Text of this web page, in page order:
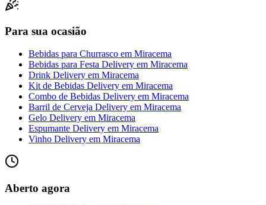
Para sua ocasião
Bebidas para Churrasco em Miracema
Bebidas para Festa Delivery em Miracema
Drink Delivery em Miracema
Kit de Bebidas Delivery em Miracema
Combo de Bebidas Delivery em Miracema
Barril de Cerveja Delivery em Miracema
Gelo Delivery em Miracema
Espumante Delivery em Miracema
Vinho Delivery em Miracema
Aberto agora